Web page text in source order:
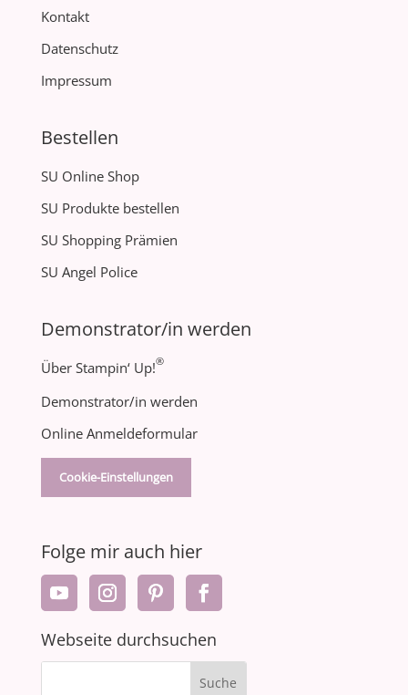
Kontakt
Datenschutz
Impressum
Bestellen
SU Online Shop
SU Produkte bestellen
SU Shopping Prämien
SU Angel Police
Demonstrator/in werden
Über Stampin‘ Up!®
Demonstrator/in werden
Online Anmeldeformular
Cookie-Einstellungen
Folge mir auch hier
Webseite durchsuchen